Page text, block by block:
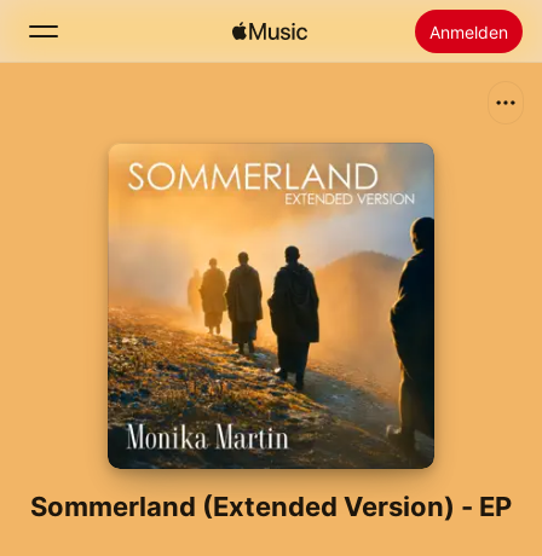
Anmelden
Startseite
Apple Music installieren
Sommerland (Extended Version) - EP